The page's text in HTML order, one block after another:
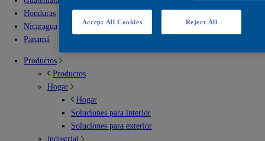
Honduras
Nicaragua
Panamá
Productos
Productos
Hogar
Hogar
Soluciones para interior
Soluciones para exterior
industrial
Reject All
Accept All Cookies